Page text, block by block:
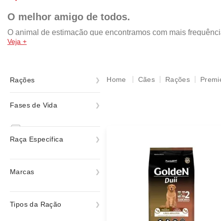
O melhor amigo de todos.
O animal de estimação que encontramos com mais
da pomerania, shih tzu, yorkshire, chow chow, rottweiler,
acessórios e muito mais!
Veja +
Rações
Fases de Vida
Raça Específica
ver todas
Marcas
ver todas
Tipos da Ração
Cães Rações